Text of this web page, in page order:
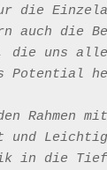
die
auch die
die uns
Potential
Rahmen
und
in die